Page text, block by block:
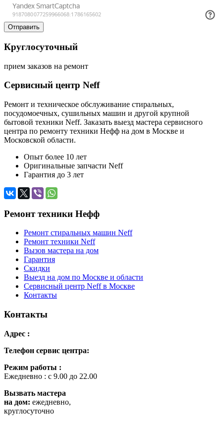
Круглосуточный
прием заказов на ремонт
Сервисный центр Neff
Ремонт и техническое обслуживание стиральных,
посудомоечных, сушильных машин и другой крупной
бытовой техники Neff. Заказать выезд мастера сервисного
центра по ремонту техники Нефф на дом в Москве и
Московской области.
Опыт более 10 лет
Оригинальные запчасти Neff
Гарантия до 3 лет
Ремонт техники Нефф
Ремонт стиральных машин Neff
Ремонт техники Neff
Вызов мастера на дом
Гарантия
Скидки
Выезд на дом по Москве и области
Сервисный центр Neff в Москве
Контакты
Контакты
Адрес :
Телефон сервис центра:
Режим работы :
Ежедневно : с 9.00 до 22.00
Вызвать мастера
на дом: ежедневно,
круглосуточно